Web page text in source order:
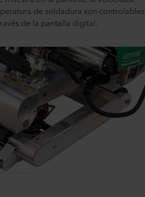
de soldadura son controlables
de la pantalla digital.